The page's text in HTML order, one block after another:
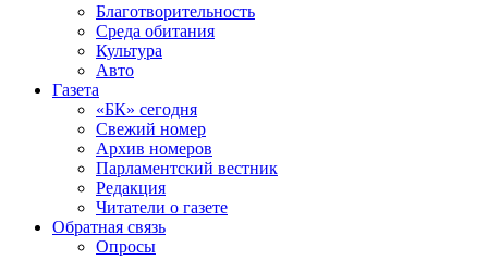
Благотворительность
Среда обитания
Культура
Авто
Газета
«БК» сегодня
Свежий номер
Архив номеров
Парламентский вестник
Редакция
Читатели о газете
Обратная связь
Опросы